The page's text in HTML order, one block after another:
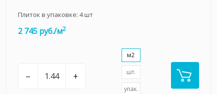
Плиток в упаковке: 4шт
2 745 руб./м2
– +
м2
шт.
упак.